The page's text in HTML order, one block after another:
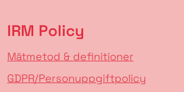
IRM Policy
Mätmetod & definitioner
GDPR/Personuppgiftpolicy